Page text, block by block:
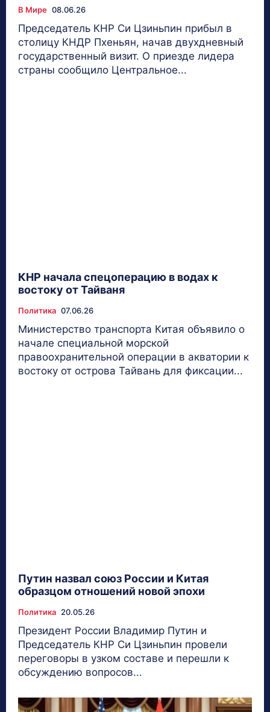
В Мире 08.06.26
Председатель КНР Си Цзиньпин прибыл в
столицу КНДР Пхеньян, начав двухдневный
государственный визит. О приезде лидера
страны сообщило Центральное...
КНР начала спецоперацию в водах к
востоку от Тайваня
Политика 07.06.26
Министерство транспорта Китая объявило о
начале специальной морской
правоохранительной операции в акватории к
востоку от острова Тайвань для фиксации...
Путин назвал союз России и Китая
образцом отношений новой эпохи
Политика 20.05.26
Президент России Владимир Путин и
Председатель КНР Си Цзиньпин провели
переговоры в узком составе и перешли к
обсуждению вопросов...